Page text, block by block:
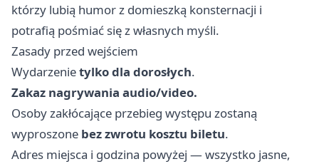
którzy lubią humor z domieszką konsternacji i
potrafią pośmiać się z własnych myśli.
Zasady przed wejściem
Wydarzenietylko dla dorosłych.
Zakaz nagrywania audio/video.
Osoby zakłócające przebieg występu zostaną
wyproszone bez zwrotu kosztu biletu.
Adres miejsca i godzina powyżej — wszystko jasne,